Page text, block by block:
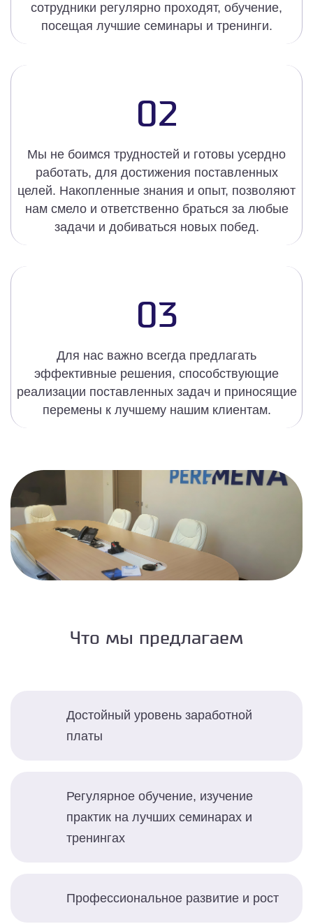
сотрудники регулярно проходят, обучение,
посещая лучшие семинары и тренинги.
02
Мы не боимся трудностей и готовы усердно
работать, для достижения поставленных
целей. Накопленные знания и опыт, позволяют
нам смело и ответственно браться за любые
задачи и добиваться новых побед.
03
Для нас важно всегда предлагать
эффективные решения, способствующие
реализации поставленных задач и приносящие
перемены к лучшему нашим клиентам.
Что мы предлагаем
Достойный уровень заработной
платы
Регулярное обучение, изучение
практик на лучших семинарах и
тренингах
Профессиональное развитие и рост